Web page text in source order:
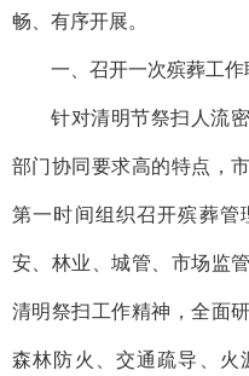
畅、有序开展。
一、召开一次殡葬工
针对清明节祭扫人流
部门协同要求高的特点，
第一时间组织召开殡葬管
安、林业、城管、市场监
清明祭扫工作精神，全面
森林防火、交通疏导、火